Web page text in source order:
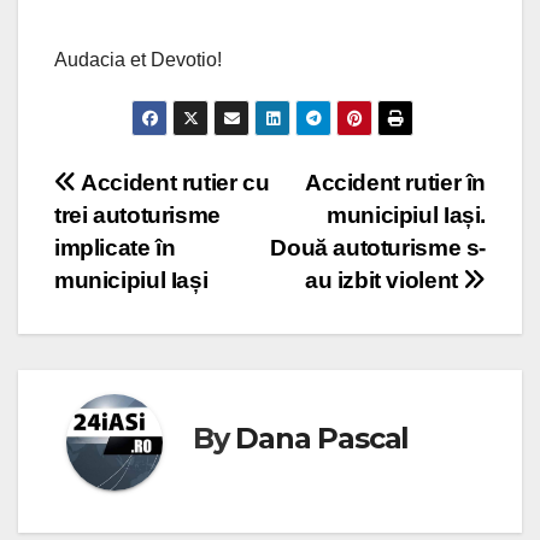
Audacia et Devotio!
Post
navigation
Accident rutier în
municipiul Iași.
Două autoturisme s-
au izbit violent
Accident rutier cu
trei autoturisme
implicate în
municipiul Iași
ByDana Pascal